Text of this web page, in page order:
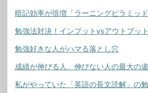
暗記効率が倍増「ラーニングピラミッド
勉強法対決！インプットvsアウトプット
勉強好きな人がハマる落とし穴
成績が伸びる人、伸びない人の最大の
私がやっていた「英語の長文読解」の